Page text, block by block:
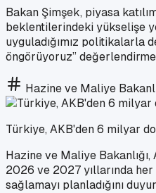
Bakan Şimşek, piyasa
beklentilerindeki yükselişe
uyguladığımız politikalarla
öngörüyoruz”
Hazine ve Maliye
Türkiye, AKB'den 6 milyar
Hazine ve Maliye Bakanlığı,
2026 ve 2027 yıllarında
sağlamayı planladığını